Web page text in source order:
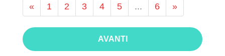
« 1 2 3 4 5 ... 6 »
AVANTI